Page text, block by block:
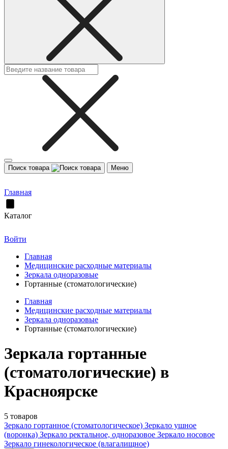
Поиск товара Меню
Главная
Каталог
Войти
Главная
Медицинские расходные материалы
Зеркала одноразовые
Гортанные (стоматологические)
Главная
Медицинские расходные материалы
Зеркала одноразовые
Гортанные (стоматологические)
Зеркала гортанные
(стоматологические) в
Красноярске
5 товаров
Зеркало гортанное (стоматологическое) Зеркало ушное
(воронка) Зеркало ректальное, одноразовое Зеркало носовое
Зеркало гинекологическое (влагалищное)